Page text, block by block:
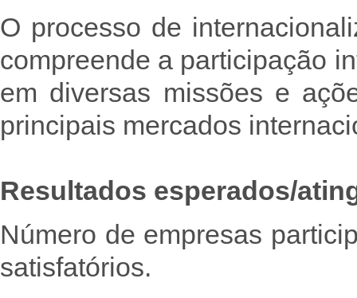
O processo de
compreende a participação
em diversas missões e
principais mercados
Resultados esperados/
Número de empresas
satisfatórios.